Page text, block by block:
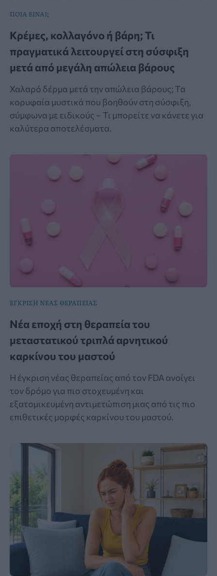
ΠΟΙΑ ΕΙΝΑΙ;
Κρέμες, κολλαγόνο ή βάρη; Τι
πραγματικά λειτουργεί στη σύσφιξη
μετά από μεγάλη απώλεια βάρους
Χαλαρό δέρμα μετά την απώλεια βάρους; Τα
κορυφαία μυστικά που βοηθούν στη σύσφιξη,
σύμφωνα με ειδικούς – Τι μπορείτε να κάνετε για
καλύτερα αποτελέσματα.
ΕΓΚΡΙΣΗ ΝΕΑΣ ΘΕΡΑΠΕΙΑΣ
Νέα εποχή στη θεραπεία του
μεταστατικού τριπλά αρνητικού
καρκίνου του μαστού
Η έγκριση νέας θεραπείας από τον FDA ανοίγει
τον δρόμο για πιο στοχευμένη και
εξατομικευμένη αντιμετώπιση μιας από τις πιο
επιθετικές μορφές καρκίνου του μαστού.